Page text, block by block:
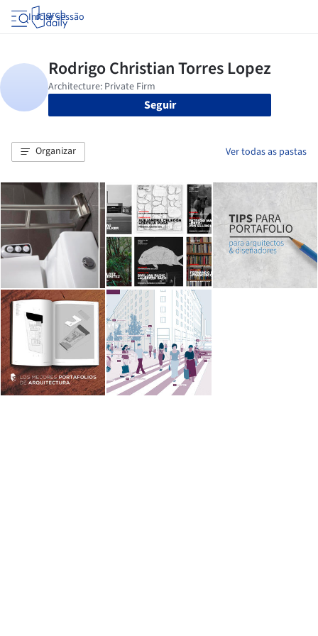
Iniciar sessão
Seguir
Organizar Ver todas as pastas